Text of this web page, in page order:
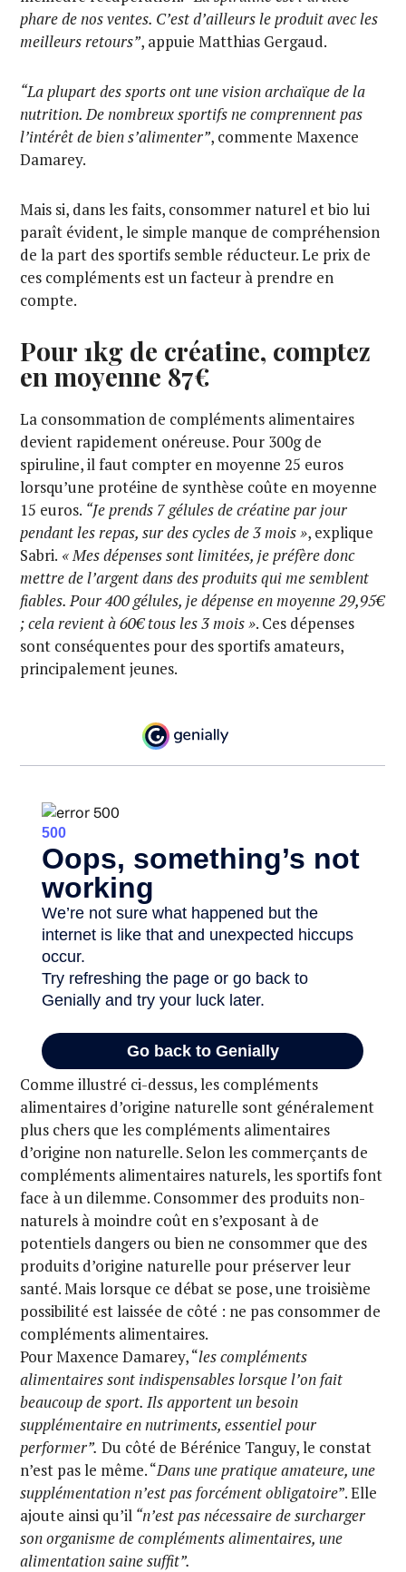
phare de nos ventes. C’est d’ailleurs le produit avec les
meilleurs retours”, appuie Matthias Gergaud.
“La plupart des sports ont une vision archaïque de la
nutrition. De nombreux sportifs ne comprennent pas
l’intérêt de bien s’alimenter”, commente Maxence
Damarey.
Mais si, dans les faits, consommer naturel et bio lui
paraît évident, le simple manque de compréhension
de la part des sportifs semble réducteur. Le prix de
ces compléments est un facteur à prendre en
compte.
Pour 1kg de créatine, comptez
en moyenne 87€
La consommation de compléments alimentaires
devient rapidement onéreuse. Pour 300g de
spiruline, il faut compter en moyenne 25 euros
lorsqu’une protéine de synthèse coûte en moyenne
15 euros. “Je prends 7 gélules de créatine par jour
pendant les repas, sur des cycles de 3 mois », explique
Sabri. « Mes dépenses sont limitées, je préfère donc
mettre de l’argent dans des produits qui me semblent
fiables. Pour 400 gélules, je dépense en moyenne 29,95€
; cela revient à 60€ tous les 3 mois ». Ces dépenses
sont conséquentes pour des sportifs amateurs,
principalement jeunes.
Comme illustré ci-dessus, les compléments
alimentaires d’origine naturelle sont généralement
plus chers que les compléments alimentaires
d’origine non naturelle. Selon les commerçants de
compléments alimentaires naturels, les sportifs font
face à un dilemme. Consommer des produits non-
naturels à moindre coût en s’exposant à de
potentiels dangers ou bien ne consommer que des
produits d’origine naturelle pour préserver leur
santé. Mais lorsque ce débat se pose, une troisième
possibilité est laissée de côté : ne pas consommer de
compléments alimentaires.
Pour Maxence Damarey, “les compléments
alimentaires sont indispensables lorsque l’on fait
beaucoup de sport. Ils apportent un besoin
supplémentaire en nutriments, essentiel pour
performer”. Du côté de Bérénice Tanguy, le constat
n’est pas le même. “Dans une pratique amateure, une
supplémentation n’est pas forcément obligatoire”. Elle
ajoute ainsi qu’il “n’est pas nécessaire de surcharger
son organisme de compléments alimentaires, une
alimentation saine suffit”.